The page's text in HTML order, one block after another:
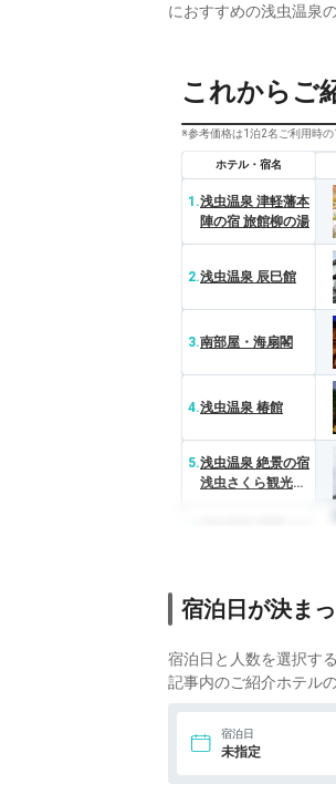
におすすめの浅虫温泉
これからご
※参考価格は1泊2名ご利用時の
ホテル・宿名
1.浅虫温泉 津軽藩本
陣の宿 旅館柳の湯
2.浅虫温泉 辰巳館
3.南部屋・海扇閣
4.浅虫温泉 椿館
5.浅虫温泉 絶景の宿
浅虫さくら観光ホ
7.
浅虫温泉 ホテル秋
田屋
宿泊日が決ま
宿泊日と人数を選択する
記事内のご紹介ホテル
宿泊日
未指定